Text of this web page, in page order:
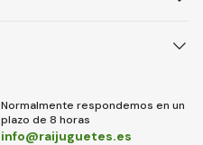
Normalmente respondemos en un
plazo de 8 horas
info@raijuguetes.es